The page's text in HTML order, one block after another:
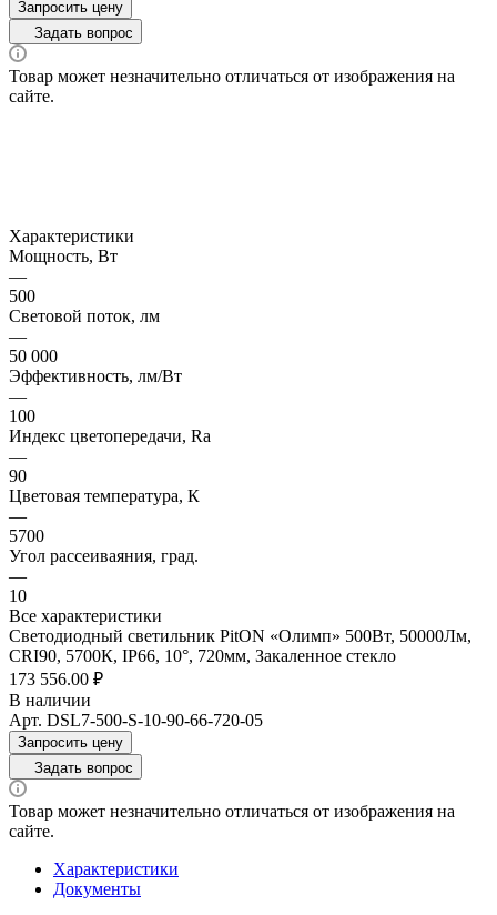
Запросить цену
Задать вопрос
Товар может незначительно отличаться от изображения на
сайте.
Характеристики
Мощность, Вт
—
500
Световой поток, лм
—
50 000
Эффективность, лм/Вт
—
100
Индекс цветопередачи, Ra
—
90
Цветовая температура, К
—
5700
Угол рассеиваяния, град.
—
10
Все характеристики
Светодиодный светильник PitON «Олимп» 500Вт, 50000Лм,
CRI90, 5700К, IP66, 10°, 720мм, Закаленное стекло
173 556.00 ₽
В наличии
Арт. DSL7-500-S-10-90-66-720-05
Запросить цену
Задать вопрос
Товар может незначительно отличаться от изображения на
сайте.
Характеристики
Документы